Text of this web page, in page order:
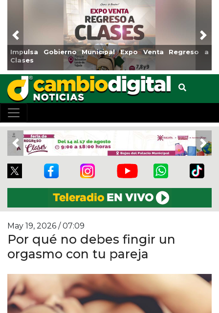
Reabrirá Coatzacoalcos la Alberca Semiolímpica Zona
Centro
Previous
Previous
May 19, 2026 / 07:09
Por qué no debes fingir un
orgasmo con tu pareja